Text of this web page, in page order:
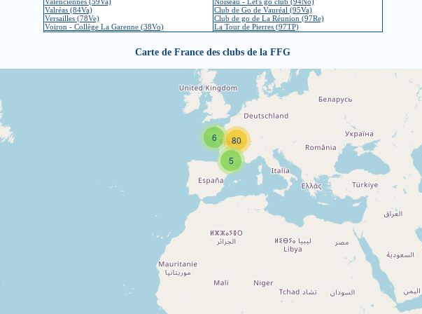
Valréas (84Va)
Versailles (78Ve)
Voiron - Collège La Garenne (38Vo)
Club de Go de Vauréal (95Va)
Club de go de La Réunion (97Re)
La Tour de Pierres (97TP)
Carte de France des clubs de la FFG
5
6 80